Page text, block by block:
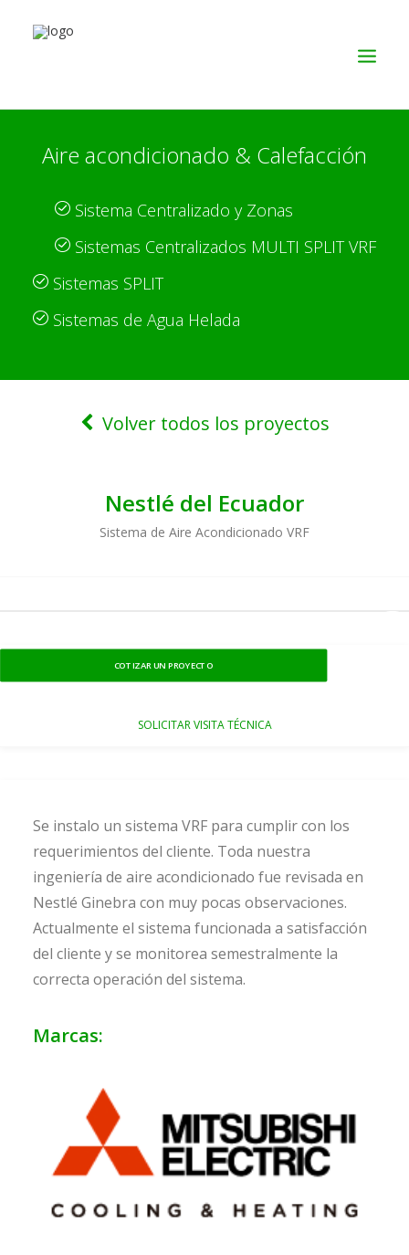
SERVICIOS
NOSOTROS
CONTACTO
Aire acondicionado & Calefacción
Sistema Centralizado y Zonas
Sistemas Centralizados MULTI SPLIT VRF
Sistemas SPLIT
Sistemas de Agua Helada
Volver todos los proyectos
Nestlé del Ecuador
Sistema de Aire Acondicionado VRF
COTIZAR UN PROYECTO
SOLICITAR VISITA TÉCNICA
Se instalo un sistema VRF para cumplir con los
requerimientos del cliente. Toda nuestra
ingeniería de aire acondicionado fue revisada en
Nestlé Ginebra con muy pocas observaciones.
Actualmente el sistema funcionada a satisfacción
del cliente y se monitorea semestralmente la
correcta operación del sistema.
Marcas: